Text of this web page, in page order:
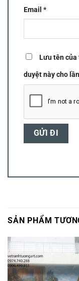
Email *
Lưu tên của
duyệt này cho
SẢN PHẨM